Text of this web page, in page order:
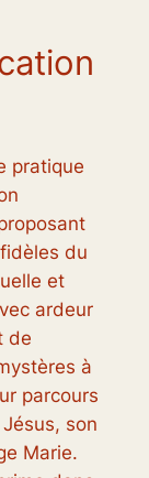
pratique
du
et
ardeur
de
à
parcours
son
Marie.